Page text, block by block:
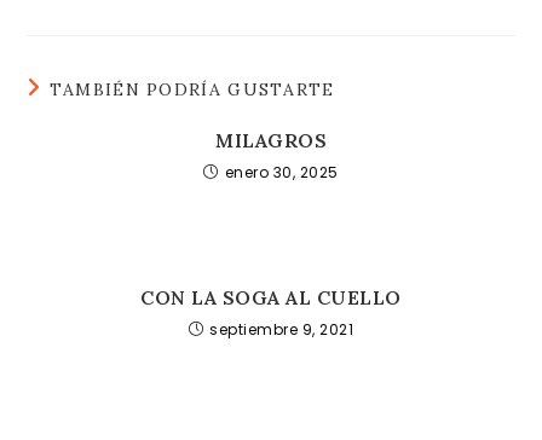
TAMBIÉN PODRÍA GUSTARTE
MILAGROS
enero 30, 2025
CON LA SOGA AL CUELLO
septiembre 9, 2021